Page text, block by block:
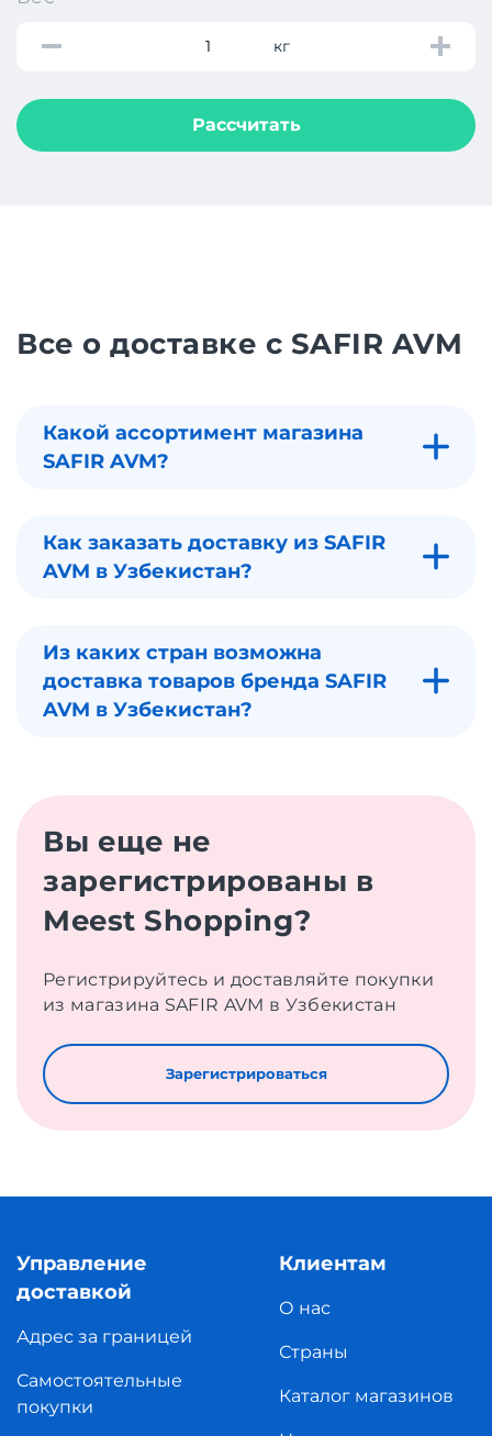
кг
Рассчитать
Все о доставке с SAFIR AVM
Какой ассортимент магазина
SAFIR AVM?
Как заказать доставку из SAFIR
AVM в Узбекистан?
Из каких стран возможна
доставка товаров бренда SAFIR
AVM в Узбекистан?
Вы еще не
зарегистрированы в
Meest Shopping?
Регистрируйтесь и доставляйте покупки
из магазина SAFIR AVM в Узбекистан
Зарегистрироваться
Управление
доставкой
Адрес за границей
Самостоятельные
покупки
Клиентам
О нас
Страны
Каталог магазинов